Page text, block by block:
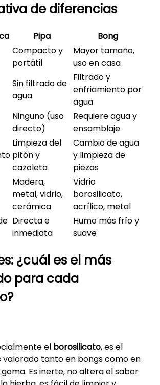
de diferencias
Pipa
Bong
Compacto y
portátil
Mayor tamaño,
uso en casa
Sin filtrado de
agua
Filtrado y
enfriamiento por
agua
Ninguno (uso
directo)
Requiere agua y
ensamblaje
Limpieza del
pitón y
cazoleta
Cambio de agua
y limpieza de
piezas
Madera,
metal, vidrio,
cerámica
Vidrio
borosilicato,
acrílico, metal
Directa e
inmediata
Humo más frío y
suave
¿cuál es el más
para cada
el borosilicato, es el
valorado tanto en bongs como en
Es inerte, no altera el sabor